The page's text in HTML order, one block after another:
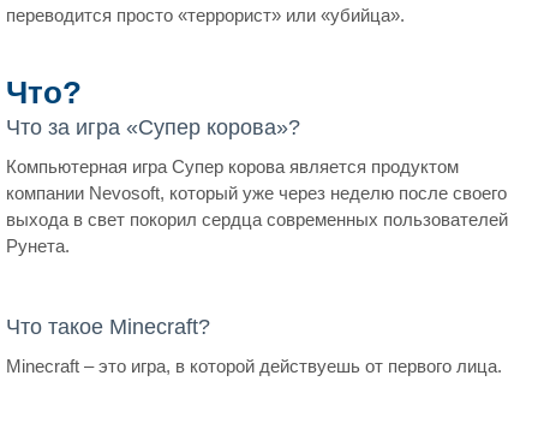
переводится просто «террорист» или «убийца».
Что?
Что за игра «Супер корова»?
Компьютерная игра Супер корова является продуктом
компании Nevosoft, который уже через неделю после своего
выхода в свет покорил сердца современных пользователей
Рунета.
Что такое Minecraft?
Minecraft – это игра, в которой действуешь от первого лица.